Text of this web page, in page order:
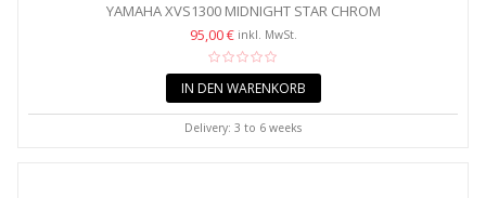
YAMAHA XVS1300 MIDNIGHT STAR CHROM
KOTFLÜGELVERKLEIDUNG /...
95,00 € inkl. MwSt.
IN DEN WARENKORB
Delivery: 3 to 6 weeks